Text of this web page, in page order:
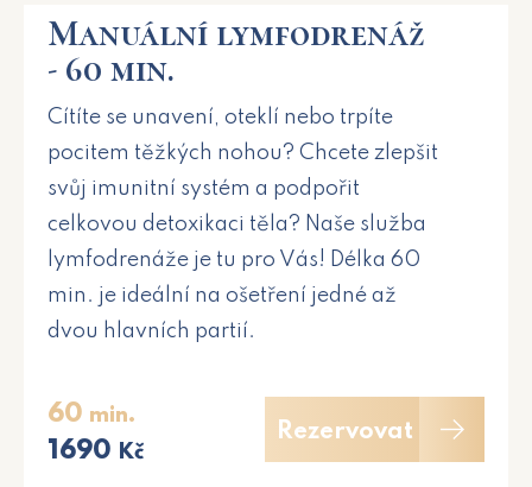
Manuální lymfodrenáž
- 60 min.
Cítíte se unavení, oteklí nebo trpíte
pocitem těžkých nohou? Chcete zlepšit
svůj imunitní systém a podpořit
celkovou detoxikaci těla? Naše služba
lymfodrenáže je tu pro Vás! Délka 60
min. je ideální na ošetření jedné až
dvou hlavních partií.
60 min.
1690 Kč
Rezervovat